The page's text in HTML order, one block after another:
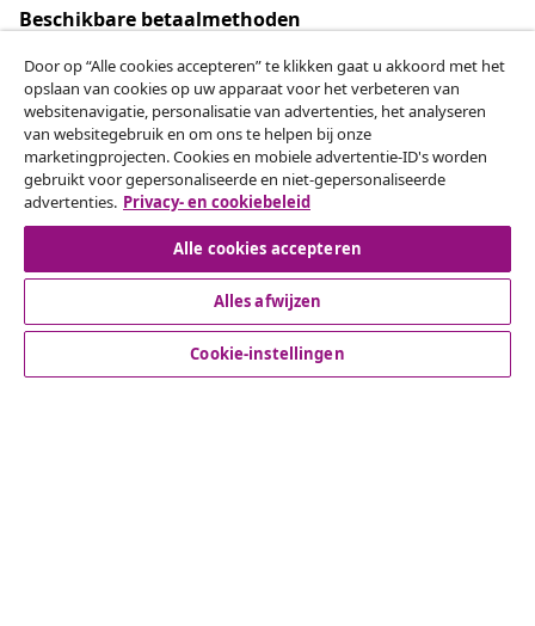
Beschikbare betaalmethoden
Herroeping van de overeenkomst
Een annulering voor je bestelling indienen
Herroeping van de overeenkomst
Klantenservice
Door op “Alle cookies accepteren” te klikken gaat u akkoord met het
opslaan van cookies op uw apparaat voor het verbeteren van
websitenavigatie, personalisatie van advertenties, het analyseren
van websitegebruik en om ons te helpen bij onze
marketingprojecten. Cookies en mobiele advertentie-ID's worden
gebruikt voor gepersonaliseerde en niet-gepersonaliseerde
advertenties. Privacy- en cookiebeleid
Alle cookies accepteren
Alles afwijzen
Cookie-instellingen